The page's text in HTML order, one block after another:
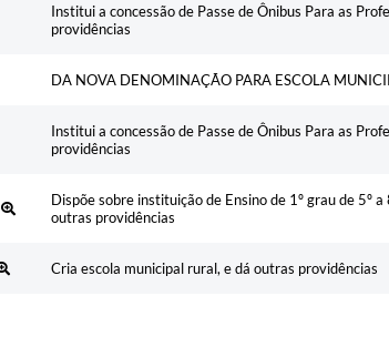
Institui a concessão de Passe de Ônibus Para as
providências
DA NOVA DENOMINAÇÃO PARA ESCOLA
Institui a concessão de Passe de Ônibus Para as
providências
Dispõe sobre instituição de Ensino de 1º grau de 5º
outras providências
Cria escola municipal rural, e dá outras providências